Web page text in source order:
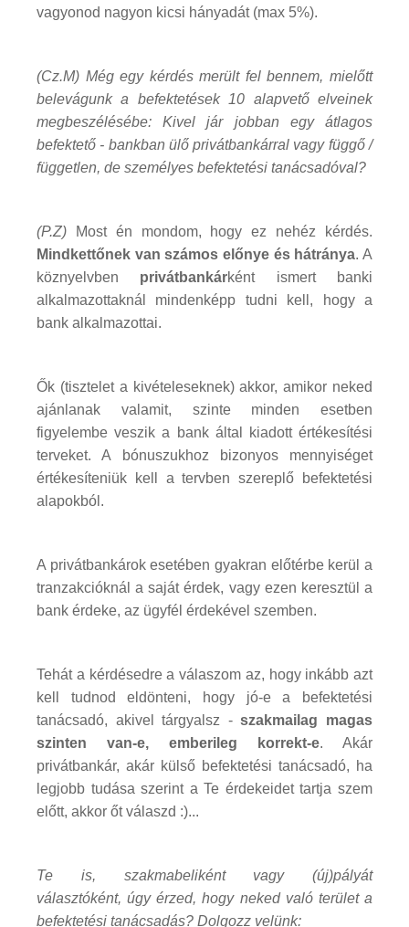
vagyonod nagyon kicsi hányadát (max 5%).
(Cz.M) Még egy kérdés merült fel bennem, mielőtt
belevágunk a befektetések 10 alapvető elveinek
megbeszélésébe: Kivel jár jobban egy átlagos
befektető - bankban ülő privátbankárral vagy függő /
független, de személyes befektetési tanácsadóval?
(P.Z)
Most én mondom, hogy ez nehéz kérdés.
Mindkettőnek van számos előnye és hátránya. A
köznyelvben privátbankárként ismert banki
alkalmazottaknál mindenképp tudni kell, hogy a
bank alkalmazottai.
Ők (tisztelet a kivételeseknek) akkor, amikor neked
ajánlanak valamit, szinte minden esetben
figyelembe veszik a bank által kiadott értékesítési
terveket. A bónuszukhoz bizonyos mennyiséget
értékesíteniük kell a tervben szereplő befektetési
alapokból.
A privátbankárok esetében gyakran előtérbe kerül a
tranzakcióknál a saját érdek, vagy ezen keresztül a
bank érdeke, az ügyfél érdekével szemben.
Tehát a kérdésedre a válaszom az, hogy inkább azt
kell tudnod eldönteni, hogy jó-e a befektetési
tanácsadó, akivel tárgyalsz -szakmailag magas
szinten van-e, emberileg korrekt-e. Akár
privátbankár, akár külső befektetési tanácsadó, ha
legjobb tudása szerint a Te érdekeidet tartja szem
előtt, akkor őt válaszd :)...
Te is, szakmabeliként vagy (új)pályát
választóként, úgy érzed, hogy neked való terület a
befektetési tanácsadás? Dolgozz velünk: